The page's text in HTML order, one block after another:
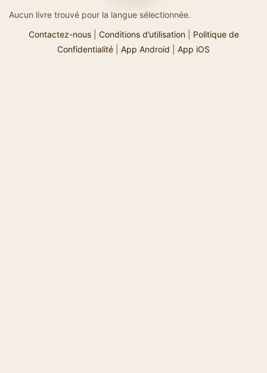
Aucun livre trouvé pour la langue sélectionnée.
Contactez-nous| Conditions d’utilisation| Politique de
Confidentialité
App Android App iOS